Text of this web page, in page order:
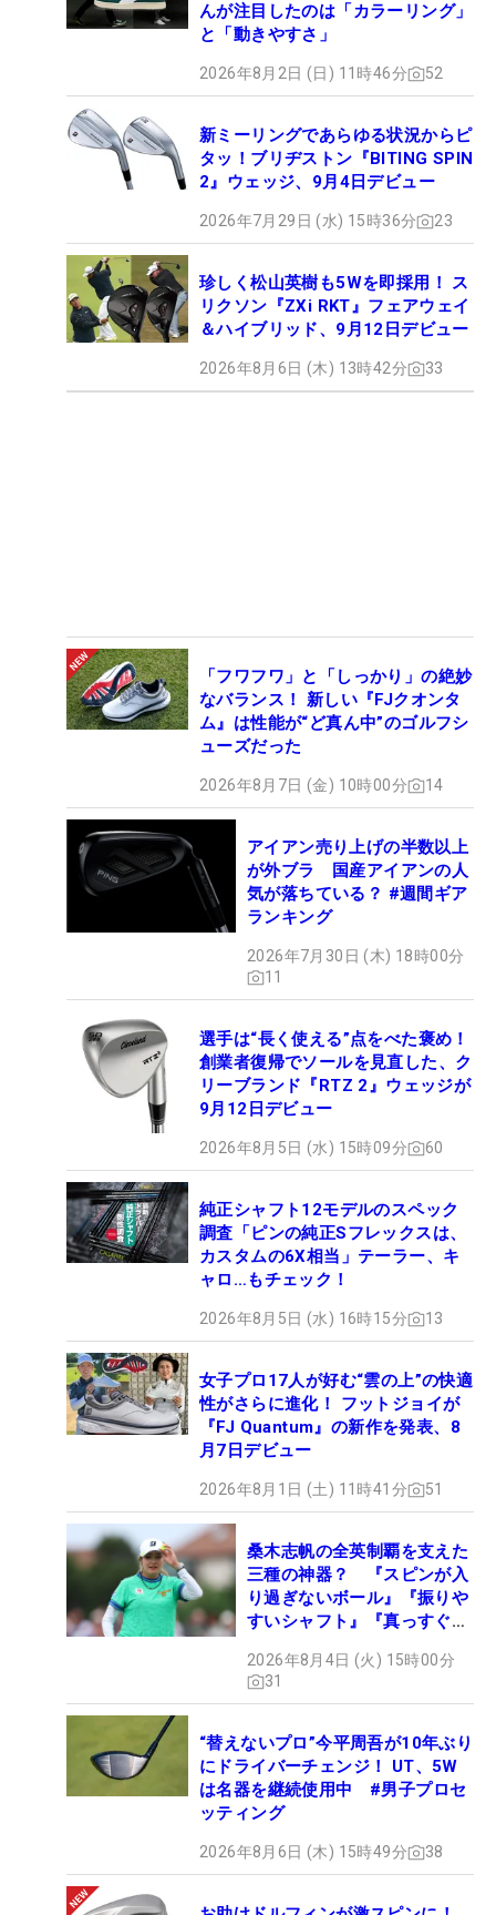
んが注目したのは「カラーリング」
と「動きやすさ」
2026年8月2日 (日) 11時46分 52
新ミーリングであらゆる状況からピ
タッ！ブリヂストン『BITING SPIN
2』ウェッジ、9月4日デビュー
2026年7月29日 (水) 15時36分 23
珍しく松山英樹も5Wを即採用！ ス
リクソン『ZXi RKT』フェアウェイ
＆ハイブリッド、9月12日デビュー
2026年8月6日 (木) 13時42分 33
「フワフワ」と「しっかり」の絶妙
なバランス！ 新しい『FJクオンタ
ム』は性能が“ど真ん中”のゴルフシ
ューズだった
2026年8月7日 (金) 10時00分 14
アイアン売り上げの半数以上
が外ブラ 国産アイアンの人
気が落ちている？ #週間ギア
ランキング
2026年7月30日 (木) 18時00分
11
選手は“長く使える”点をべた褒め！
創業者復帰でソールを見直した、ク
リーブランド『RTZ 2』ウェッジが
9月12日デビュー
2026年8月5日 (水) 15時09分 60
純正シャフト12モデルのスペック
調査「ピンの純正Sフレックスは、
カスタムの6X相当」テーラー、キ
ャロ…もチェック！
2026年8月5日 (水) 16時15分 13
女子プロ17人が好む“雲の上”の快適
性がさらに進化！ フットジョイが
『FJ Quantum』の新作を発表、8
月7日デビュー
2026年8月1日 (土) 11時41分 51
桑木志帆の全英制覇を支えた
三種の神器？ 『スピンが入
り過ぎないボール』『振りや
すいシャフト』『真っすぐ飛
セッティング
2026年8月4日 (火) 15時00分
31
“替えないプロ”今平周吾が10年ぶり
にドライバーチェンジ！ UT、5W
は名器を継続使用中 #男子プロセ
ッティング
2026年8月6日 (木) 15時49分 38